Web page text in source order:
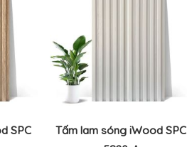
SPC
Tấm lam sóng iWood SPC